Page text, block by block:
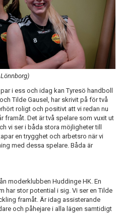
i ess och idag kan Tyresö handboll
Tilde Gausel, har skrivit på för två
roligt och positivt att vi redan nu
framåt. Det är två spelare som vuxit ut
vi ser i båda stora möjligheter till
en trygghet och arbetsro när vi
med dessa spelare. Båda är
moderklubben Huddinge HK. En
har stor potential i sig. Vi ser en Tilde
framåt. Är idag assisterande
och påhejare i alla lägen samtidigt